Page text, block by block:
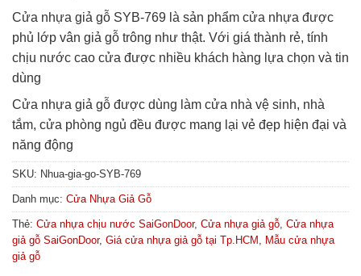
Cửa nhựa giả gỗ SYB-769 là sản phẩm cửa nhựa được
phủ lớp vân giả gỗ trông như thật. Với giá thành rẻ, tính
chịu nước cao cửa được nhiều khách hàng lựa chọn và tin
dùng
Cửa nhựa giả gỗ được dùng làm cửa nhà vệ sinh, nhà
tắm, cửa phòng ngủ đều được mang lại vẻ đẹp hiện đại và
năng động
SKU: Nhua-gia-go-SYB-769
Danh mục: Cửa Nhựa Giả Gỗ
Thẻ: Cửa nhựa chịu nước SaiGonDoor, Cửa nhựa giả gỗ, Cửa nhựa
giả gỗ SaiGonDoor, Giá cửa nhựa giả gỗ tại Tp.HCM , Mẫu cửa nhựa
giả gỗ